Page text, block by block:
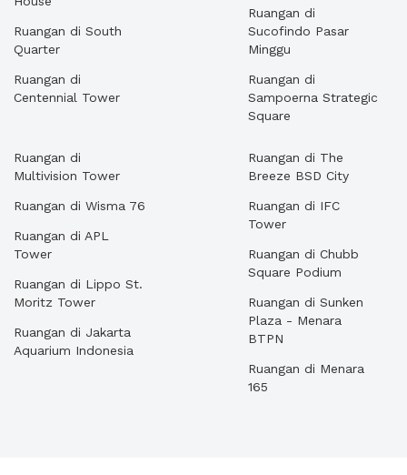
Ruangan di South
Quarter
Ruangan di
Centennial Tower
Ruangan di
Sucofindo Pasar
Minggu
Ruangan di
Sampoerna Strategic
Square
Ruangan di
Multivision Tower
Ruangan di Wisma 76
Ruangan di APL
Tower
Ruangan di Lippo St.
Moritz Tower
Ruangan di Jakarta
Aquarium Indonesia
Ruangan di The
Breeze BSD City
Ruangan di IFC
Tower
Ruangan di Chubb
Square Podium
Ruangan di Sunken
Plaza - Menara
BTPN
Ruangan di Menara
165